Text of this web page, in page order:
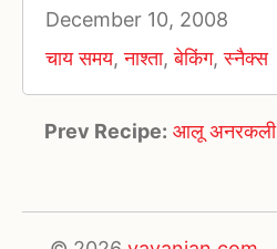
December 10, 2008
चाय समय,नाश्ता,बेकिंग,स्नैक्स
Prev Recipe: आलू अनरकली